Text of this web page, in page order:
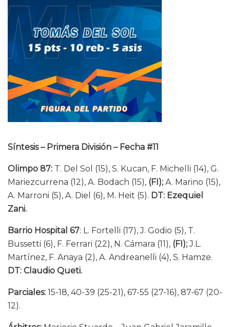
Síntesis – Primera División – Fecha #11
Olimpo 87: T. Del Sol (15), S. Kucan, F. Michelli (14), G.
Mariezcurrena (12), A. Bodach (15), (FI); A. Marino (15),
A. Marroni (5), A. Diel (6), M. Heit (5). DT: Ezequiel
Zani.
Barrio Hospital 67: L. Fortelli (17), J. Godio (5), T.
Bussetti (6), F. Ferrari (22), N. Cámara (11), (FI);J.L.
Martínez, F. Anaya (2), A. Andreanelli (4), S. Hamze.
DT: Claudio Queti.
Parciales: 15-18, 40-39 (25-21), 67-55 (27-16), 87-67 (20-
12).